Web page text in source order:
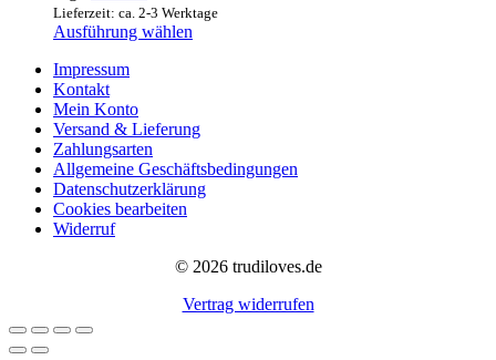
Lieferzeit: ca. 2-3 Werktage
Ausführung wählen
auf.
Optionen
können
gewählt
Impressum
Kontakt
Mein Konto
Versand & Lieferung
Zahlungsarten
Allgemeine Geschäftsbedingungen
Datenschutzerklärung
Cookies bearbeiten
Widerruf
© 2026 trudiloves.de
Vertrag widerrufen